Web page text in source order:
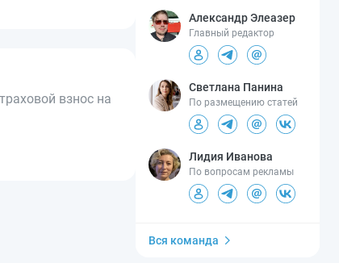
взнос на
Александр Элеазер
Главный редактор
Светлана Панина
По размещению статей
Лидия Иванова
По вопросам рекламы
Вся команда